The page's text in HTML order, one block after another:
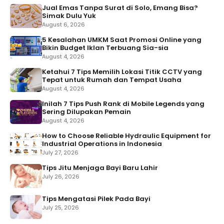
Jual Emas Tanpa Surat di Solo, Emang Bisa?
Simak Dulu Yuk
August 6, 2026
5 Kesalahan UMKM Saat Promosi Online yang
Bikin Budget Iklan Terbuang Sia-sia
August 4, 2026
Ketahui 7 Tips Memilih Lokasi Titik CCTV yang
Tepat untuk Rumah dan Tempat Usaha
August 4, 2026
Inilah 7 Tips Push Rank di Mobile Legends yang
Sering Dilupakan Pemain
August 4, 2026
How to Choose Reliable Hydraulic Equipment for
Industrial Operations in Indonesia
July 27, 2026
Tips Jitu Menjaga Bayi Baru Lahir
July 26, 2026
Tips Mengatasi Pilek Pada Bayi
July 25, 2026